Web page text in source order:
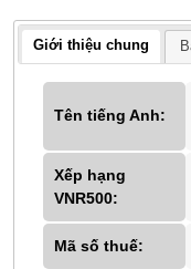
Giới thiệu chung
Tên tiếng Anh:
Xếp hạng
VNR500:
Mã số thuế: